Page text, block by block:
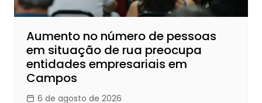
Aumento no número de pessoas
em situação de rua preocupa
entidades empresariais em
Campos
6 de agosto de 2026